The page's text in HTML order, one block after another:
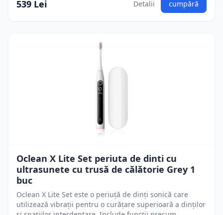
539 Lei Detalii cumpără
Oclean X Lite Set periuta de dinti cu
ultrasunete cu trusă de călătorie Grey 1
buc
Oclean X Lite Set este o periuță de dinți sonică care
utilizează vibrații pentru o curățare superioară a dinților